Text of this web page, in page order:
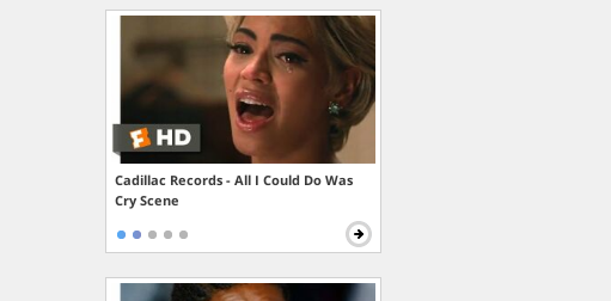
Cadillac Records - All I Could Do Was
Cry Scene